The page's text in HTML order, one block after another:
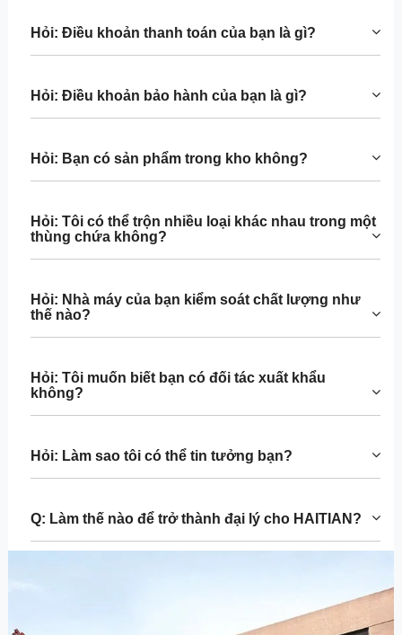
Hỏi: Điều khoản thanh toán của bạn là gì?
Hỏi: Điều khoản bảo hành của bạn là gì?
Hỏi: Bạn có sản phẩm trong kho không?
Hỏi: Tôi có thể trộn nhiều loại khác nhau trong một
thùng chứa không?
Hỏi: Nhà máy của bạn kiểm soát chất lượng như
thế nào?
Hỏi: Tôi muốn biết bạn có đối tác xuất khẩu
không?
Hỏi: Làm sao tôi có thể tin tưởng bạn?
Q: Làm thế nào để trở thành đại lý cho HAITIAN?